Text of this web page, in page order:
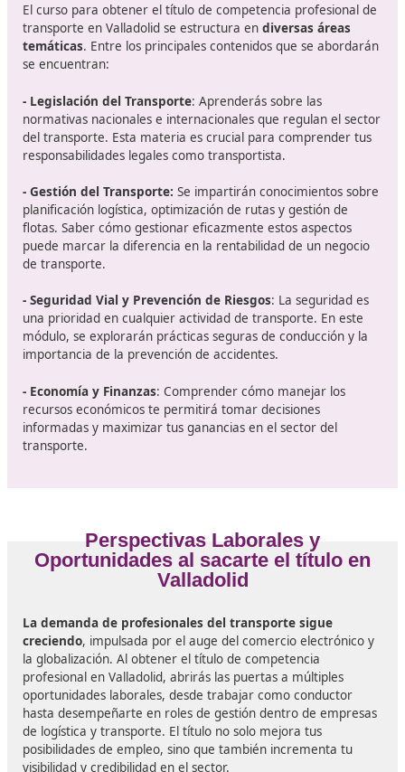
Tu título de Competencia
Transporte en Valladolid
Sacarse el título de competencia profesional para el
transporte en Valladolid puede parecer un gran
pero como hemos visto en las respuestas a las
frecuentes y en las experiencias de otros usuarios,
inversión en tu futuro
. No solo te prepara para
los requisitos legales, sino que también amplía tus
laborales y te brinda mayor confianza al volante. ¡No
más y anímate a dar el paso hacia una nueva aventura
profesional! Consúltenos sin compromiso, en DAC
estamos esperando para ayudarte.
Contenido del Curso:
¿Qué Aprenderás?
El curso para obtener el título de competencia
- Legislación del Transporte: Aprenderás sobre las
normativas nacionales e internacionales que regulan
responsabilidades legales como transportista.
- Gestión del Transporte:Se impartirán
planificación logística, optimización de rutas y gestión
flotas. Saber cómo gestionar eficazmente estos
puede marcar la diferencia en la rentabilidad de un
de transporte.